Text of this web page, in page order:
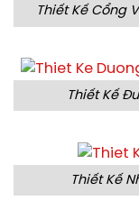
Thiết Kế Cổng
Thiết Kế
Thiết Kế